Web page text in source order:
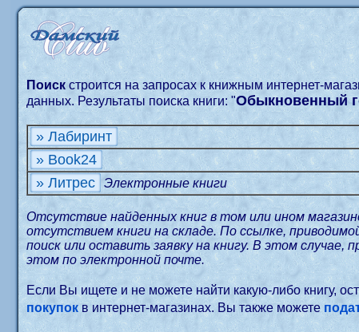
Поиск строится на запросах к книжным интернет-
данных. Результаты поиска книги: "Обыкновенный
» Лабиринт
» Book24
» Литрес
Электронные книги
Отсутствие найденных книг в том или ином
отсутствием книги на складе. По ссылке,
поиск или оставить заявку на книгу. В этом случае,
этом по электронной почте.
Если Вы ищете и не можете найти какую-либо книгу,
покупокв интернет-магазинах. Вы также можете